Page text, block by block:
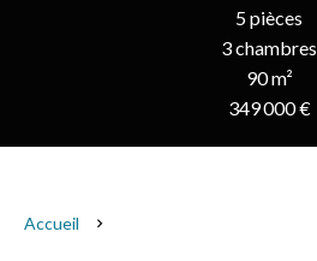
5 pièces
3 chambres
90 m²
349 000 €
Accueil